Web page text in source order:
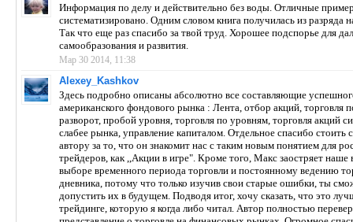
Информация по делу и действительно без воды. Отличные
систематизировано. Одним словом книга получилась из разряда
Так что еще раз спасибо за твой труд. Хорошее подспорье для
самообразования и развития.
Мар 30 2014, 11:38
Alexey_Kashkov
Здесь подробно описаны абсолютно все составляющие
американского фондового рынка : Лента, отбор акций, торговля
разворот, пробой уровня, торговля по уровням, торговля акций
слабее рынка, управление капиталом. Отдельное спасибо стоить
автору за то, что он знакомит нас с таким новым понятием для
трейдеров, как ,,Акции в игре". Кроме того, Макс заостряет наше
выборе временного периода торговли и постоянному ведению
дневника, потому что только изучив свои старые ошибки, ты
допустить их в будущем. Подводя итог, хочу сказать, что это
трейдинге, которую я когда либо читал. Автор полностью